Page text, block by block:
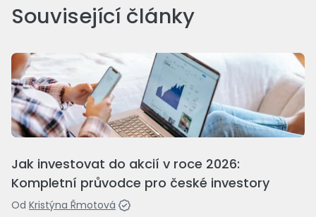
Související články
Jak investovat do akcií v roce 2026:
Kompletní průvodce pro české investory
Od Kristýna Řmotová